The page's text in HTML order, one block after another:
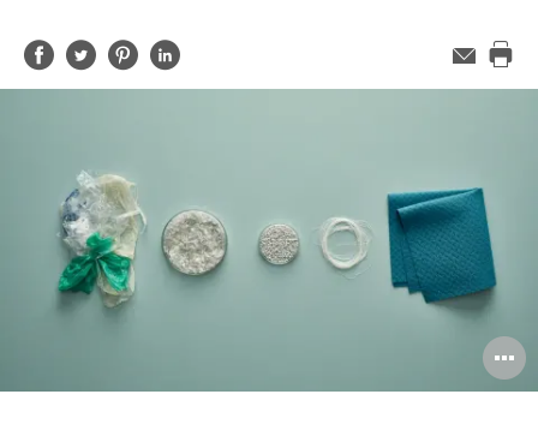
Compartir
en
Compartir
en
Compartir
en
Compartir
en
Correo